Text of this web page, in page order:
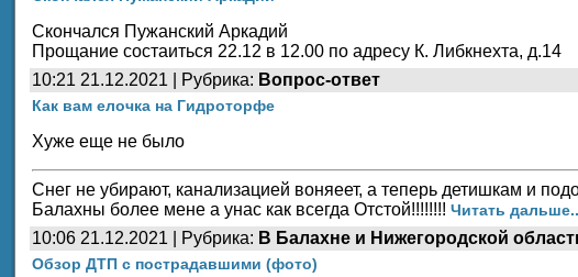
Скончался Пужанский Аркадий
Прощание состаиться 22.12 в 12.00 по адресу К. Либкнехта, д.14
10:21 21.12.2021 | Рубрика: Вопрос-ответ
Как вам елочка на Гидроторфе
Хуже еще не было
Снег не убирают, канализацией воняеет, а теперь детишкам и
Балахны более мене а унас как всегда Отстой!!!!!!!! Читать
10:06 21.12.2021 | Рубрика: В Балахне и Нижегородской
Обзор ДТП с пострадавшими (фото)